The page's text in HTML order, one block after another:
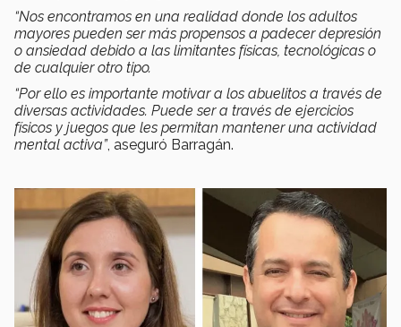
“Nos encontramos en una realidad donde los adultos
mayores pueden ser más propensos a padecer depresión
o ansiedad debido a las limitantes físicas, tecnológicas o
de cualquier otro tipo.
“Por ello es importante motivar a los abuelitos a través de
diversas actividades. Puede ser a través de ejercicios
físicos y juegos que les permitan mantener una actividad
mental activa”, aseguró Barragán.